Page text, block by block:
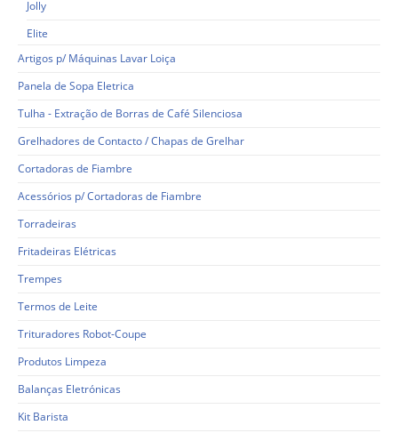
Jolly
Elite
Artigos p/ Máquinas Lavar Loiça
Panela de Sopa Eletrica
Tulha - Extração de Borras de Café Silenciosa
Grelhadores de Contacto / Chapas de Grelhar
Cortadoras de Fiambre
Acessórios p/ Cortadoras de Fiambre
Torradeiras
Fritadeiras Elétricas
Trempes
Termos de Leite
Trituradores Robot-Coupe
Produtos Limpeza
Balanças Eletrónicas
Kit Barista